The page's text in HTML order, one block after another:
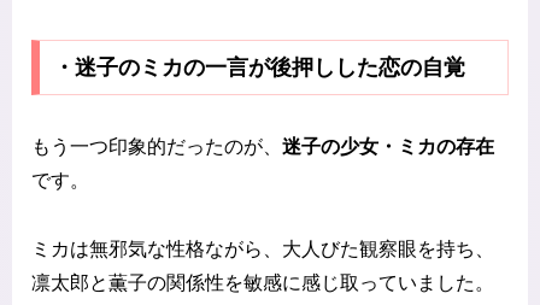
・迷子のミカの一言が後押しした恋の自覚
もう一つ印象的だったのが、 迷子の少女・ミカの存在
です。
ミカは無邪気な性格ながら、大人びた観察眼を持ち、
凛太郎と薫子の関係性を敏感に感じ取っていました。